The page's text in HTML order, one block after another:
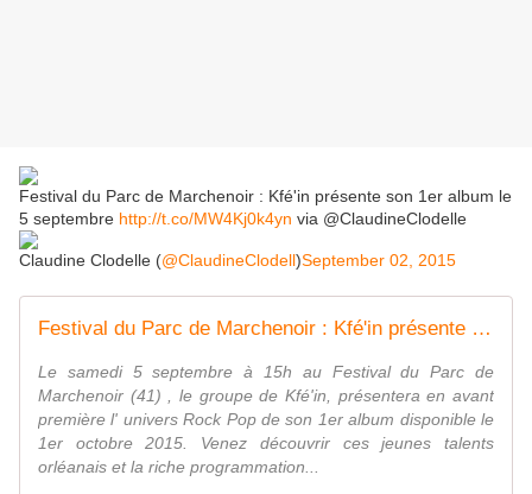
Festival du Parc de Marchenoir : Kfé'in présente son 1er album le
5 septembre http://t.co/MW4Kj0k4yn via @ClaudineClodelle
Claudine Clodelle (@ClaudineClodell)September 02, 2015
Festival du Parc de Marchenoir : Kfé'in présente son 1er album le 5 septembre - VIVRE AUTREMENT VOS LOISIRS avec Clodelle
Le samedi 5 septembre à 15h au Festival du Parc de
Marchenoir (41) , le groupe de Kfé'in, présentera en avant
première l' univers Rock Pop de son 1er album disponible le
1er octobre 2015. Venez découvrir ces jeunes talents
orléanais et la riche programmation...